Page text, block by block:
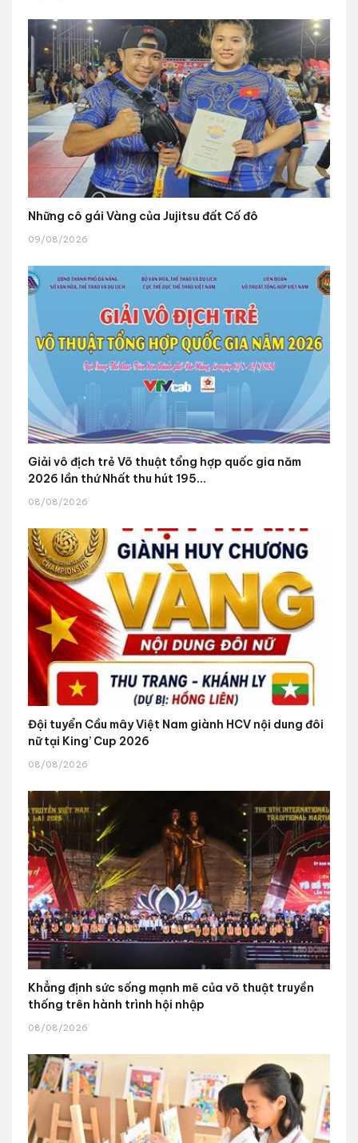
Những cô gái Vàng của Jujitsu đất Cố đô
09/08/2026
Giải vô địch trẻ Võ thuật tổng hợp quốc gia năm
2026 lần thứ Nhất thu hút 195...
08/08/2026
Đội tuyển Cầu mây Việt Nam giành HCV nội dung đôi
nữ tại King’ Cup 2026
08/08/2026
Khẳng định sức sống mạnh mẽ của võ thuật truyền
thống trên hành trình hội nhập
08/08/2026